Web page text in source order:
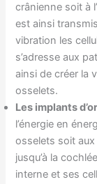
crânienne soit à
est ainsi
vibration les
s’adresse aux
ainsi de créer la
osselets.
Les implants
l’énergie en
osselets soit
jusqu’à la
interne et ses